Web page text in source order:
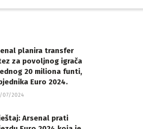
planira transfer
za povoljnog igrača
20 miliona funti,
Euro 2024.
07/2024
Arsenal prati